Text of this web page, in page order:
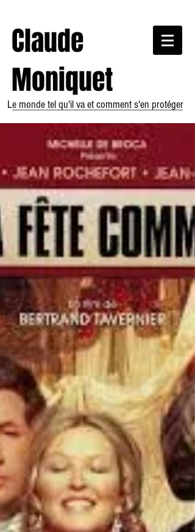
Claude
Moniquet
Le monde tel qu'il va et comment s'en protéger